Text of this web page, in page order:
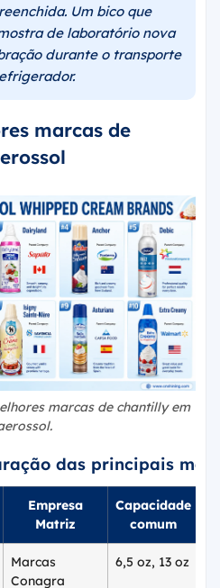
Um bico que
de laboratório nova
durante o transporte
marcas de
marcas de chantilly em
das principais
Empresa
Matriz
Capacidade
comum
Marcas
Conagra
6,5 oz, 13 oz